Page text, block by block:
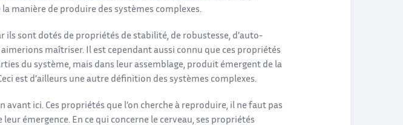
manière de produire des systèmes complexes.
ils sont dotés de propriétés de stabilité, de robustesse, d’auto-
maîtriser. Il est cependant aussi connu que ces propriétés
du système, mais dans leur assemblage, produit émergent de la
est d’ailleurs une autre définition des systèmes complexes.
avant ici. Ces propriétés que l’on cherche à reproduire, il ne faut pas
émergence. En ce qui concerne le cerveau, ses propriétés